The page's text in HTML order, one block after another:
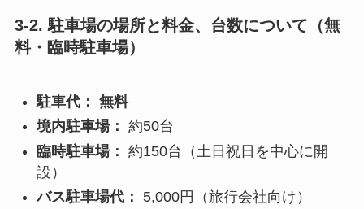
3-2. 駐車場の場所と料金、台数について（無
料・臨時駐車場）
駐車代： 無料
境内駐車場： 約50台
臨時駐車場： 約150台（土日祝日を中心に開
設）
バス駐車場代：
5,000円（旅行会社向け）